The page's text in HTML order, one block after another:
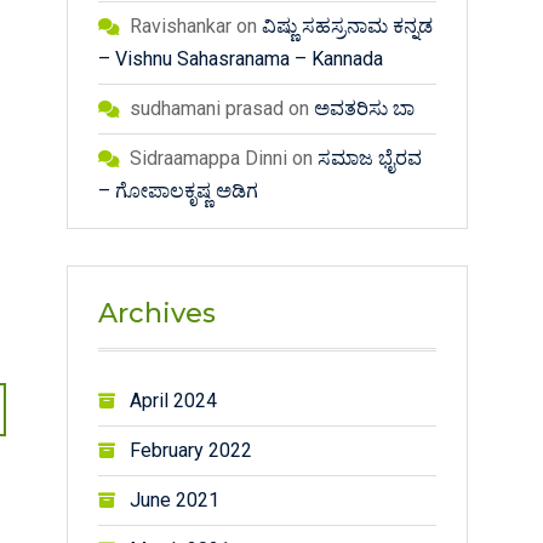
Ravishankar on ವಿಷ್ಣು ಸಹಸ್ರನಾಮ ಕನ್ನಡ
– Vishnu Sahasranama – Kannada
sudhamani prasad on ಅವತರಿಸು ಬಾ
Sidraamappa Dinni on ಸಮಾಜ ಭೈರವ
– ಗೋಪಾಲಕೃಷ್ಣ ಅಡಿಗ
Archives
April 2024
February 2022
June 2021